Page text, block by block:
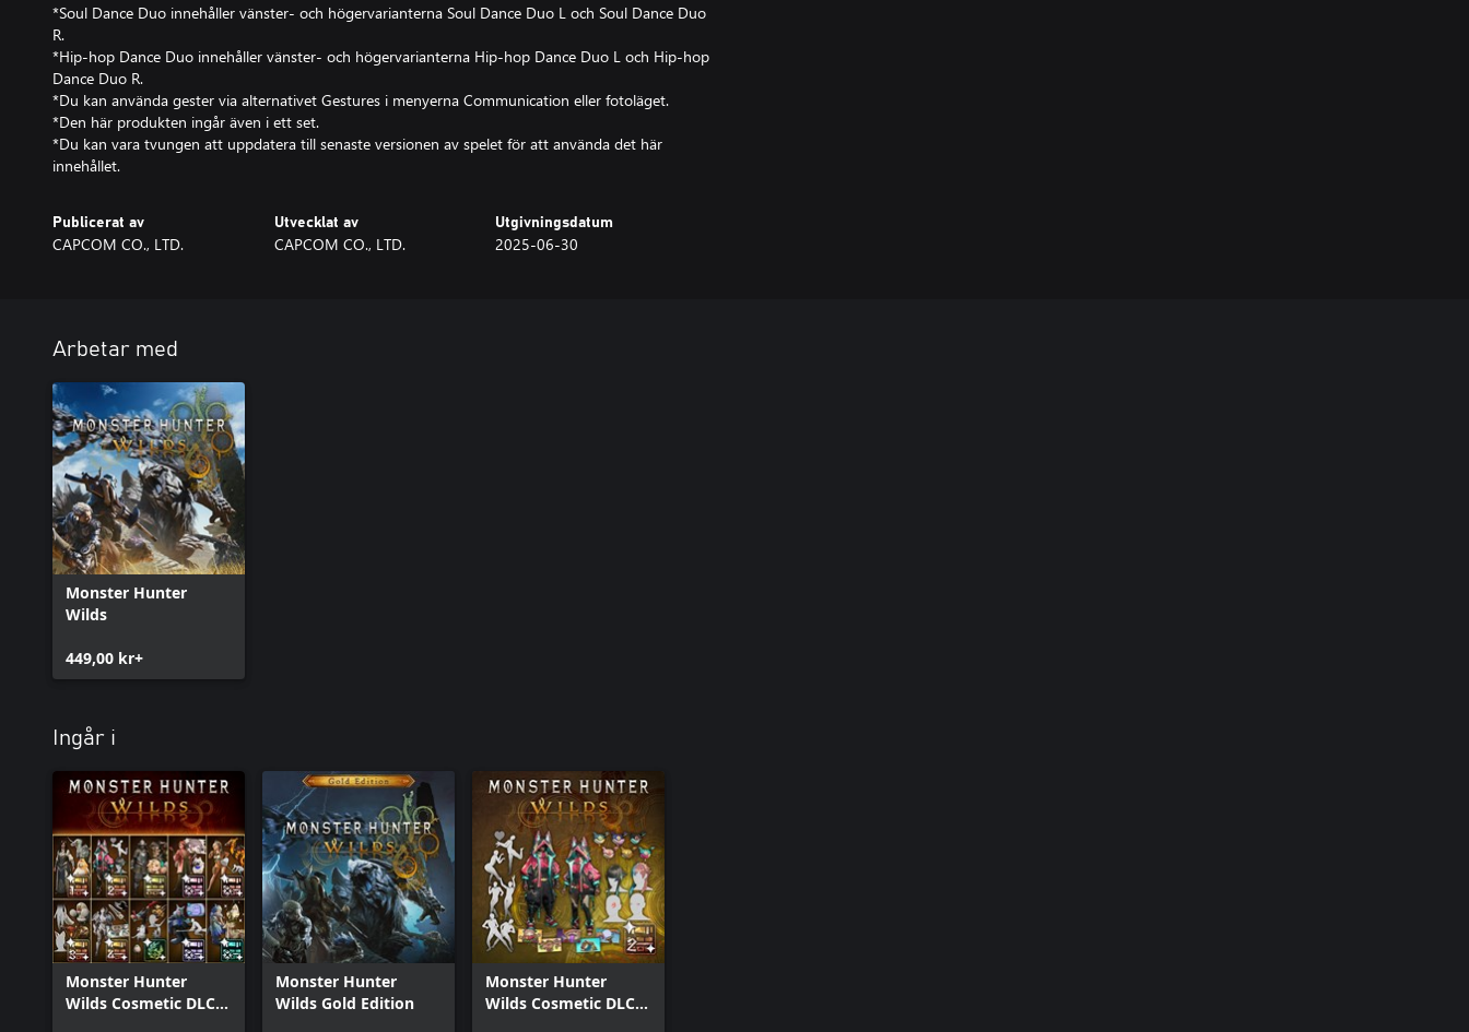
*Soul Dance Duo innehåller vänster- och högervarianterna Soul Dance Duo L och Soul Dance Duo
R.
*Hip-hop Dance Duo innehåller vänster- och högervarianterna Hip-hop Dance Duo L och Hip-hop
Dance Duo R.
*Du kan använda gester via alternativet Gestures i menyerna Communication eller fotoläget.
*Den här produkten ingår även i ett set.
*Du kan vara tvungen att uppdatera till senaste versionen av spelet för att använda det här
innehållet.
Publicerat av
CAPCOM CO., LTD.
Utvecklat av
CAPCOM CO., LTD.
Utgivningsdatum
2025-06-30
Arbetar med
Monster Hunter
Wilds
449,00 kr+
Ingår i
Monster Hunter
Wilds Cosmetic DLC
Monster Hunter
Wilds Gold Edition
Monster Hunter
Wilds Cosmetic DLC